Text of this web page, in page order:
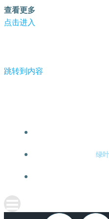
查看更多
点击进入
跳转到内容
绿